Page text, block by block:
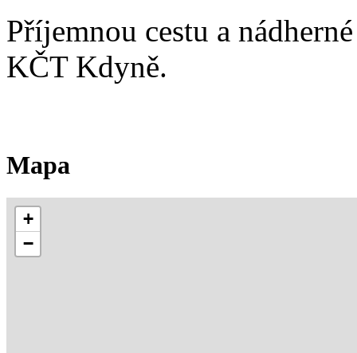
Příjemnou cestu a
KČT Kdyně.
Mapa